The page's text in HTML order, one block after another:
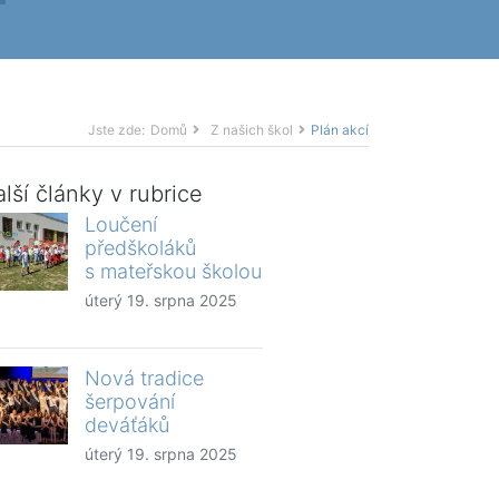
Jste zde: Domů Z našich škol Plán akcí
články v rubrice
Loučení
předškoláků
s mateřskou školou
úterý 19. srpna 2025
Nová tradice
šerpování
deváťáků
úterý 19. srpna 2025